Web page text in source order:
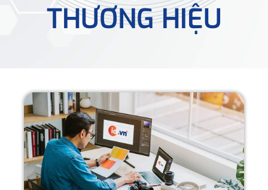
THƯƠNG HIỆU